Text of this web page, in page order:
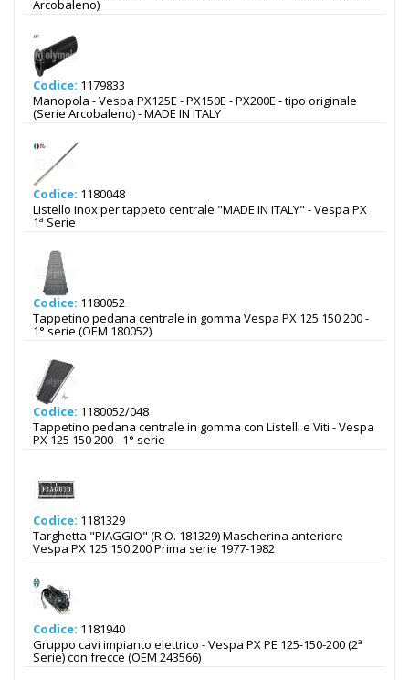
Arcobaleno)
Codice: 1179833
Manopola - Vespa PX125E - PX150E - PX200E - tipo originale
(Serie Arcobaleno) - MADE IN ITALY
Codice: 1180048
Listello inox per tappeto centrale "MADE IN ITALY" - Vespa PX
1ª Serie
Codice: 1180052
Tappetino pedana centrale in gomma Vespa PX 125 150 200 -
1° serie (OEM 180052)
Codice: 1180052/048
Tappetino pedana centrale in gomma con Listelli e Viti - Vespa
PX 125 150 200 - 1° serie
Codice: 1181329
Targhetta "PIAGGIO" (R.O. 181329) Mascherina anteriore
Vespa PX 125 150 200 Prima serie 1977-1982
Codice: 1181940
Gruppo cavi impianto elettrico - Vespa PX PE 125-150-200 (2ª
Serie) con frecce (OEM 243566)